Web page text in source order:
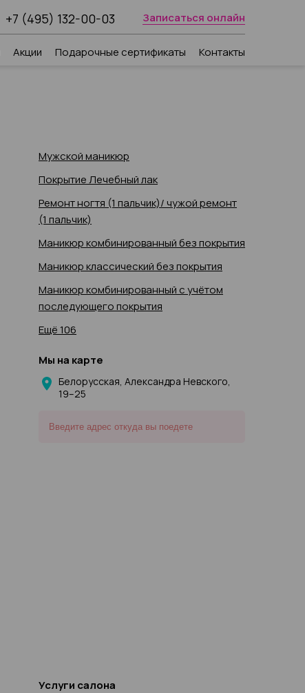
+7 (495) 132-00-03 Записаться онлайн
Акции Подарочные сертификаты Контакты
Мужской маникюр
Покрытие Лечебный лак
Ремонт ногтя (1 пальчик)/ чужой ремонт
(1 пальчик)
Маникюр комбинированный без покрытия
Маникюр классический без покрытия
Маникюр комбинированный с учётом
последующего покрытия
Ещё 106
Мы на карте
Белорусская, Александра Невского,
19–25
Услуги салона